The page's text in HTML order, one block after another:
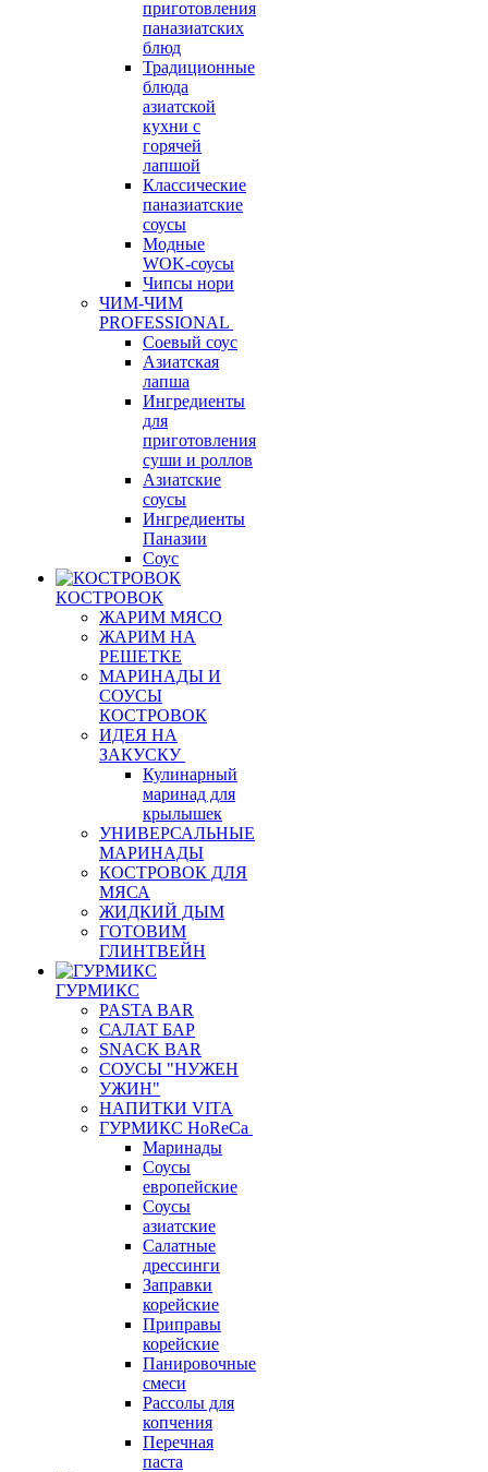
приготовления
паназиатских
блюд
Традиционные
блюда
азиатской
кухни с
горячей
лапшой
Классические
паназиатские
соусы
Модные
WOK-соусы
Чипсы нори
ЧИМ-ЧИМ
PROFESSIONAL
Соевый соус
Азиатская
лапша
Ингредиенты
для
приготовления
суши и роллов
Азиатские
соусы
Ингредиенты
Паназии
Соус
КОСТРОВОК
ЖАРИМ МЯСО
ЖАРИМ НА
РЕШЕТКЕ
МАРИНАДЫ И
СОУСЫ
КОСТРОВОК
ИДЕЯ НА
ЗАКУСКУ
Кулинарный
маринад для
крылышек
УНИВЕРСАЛЬНЫЕ
МАРИНАДЫ
КОСТРОВОК ДЛЯ
МЯСА
ЖИДКИЙ ДЫМ
ГОТОВИМ
ГЛИНТВЕЙН
ГУРМИКС
PASTA BAR
САЛАТ БАР
SNACK BAR
СОУСЫ "НУЖЕН
УЖИН"
НАПИТКИ VITA
ГУРМИКС HoReCa
Маринады
Соусы
европейские
Соуcы
азиатские
Салатные
дрессинги
Заправки
корейские
Приправы
корейские
Панировочные
смеси
Рассолы для
копчения
Перечная
паста